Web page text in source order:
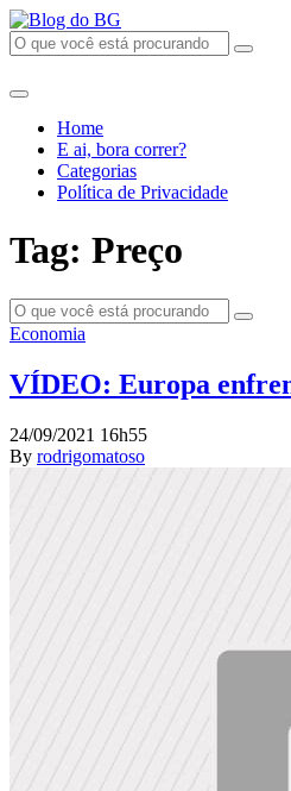
Home
E ai, bora correr?
Categorias
Política de Privacidade
Tag: Preço
Economia
VÍDEO: Europa
24/09/2021 16h55
By rodrigomatoso